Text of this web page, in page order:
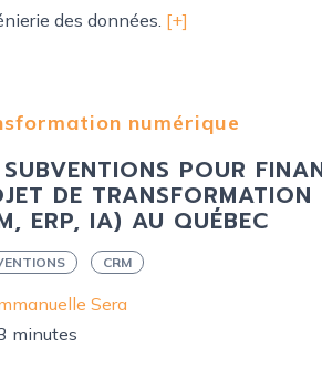
des données. [+]
numérique
POUR
DE TRANSFORMATION
ERP, IA) AU QUÉBEC
CRM
Sera
minutes